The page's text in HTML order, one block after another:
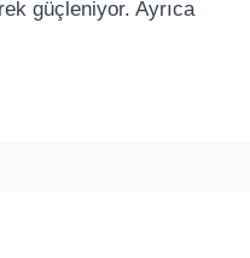
güçleniyor. Ayrıca